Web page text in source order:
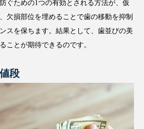
ぐための1つの有効とされる方法が、仮
欠損部位を埋めることで歯の移動を抑制
スを保ちます。結果として、歯並びの美
ことが期待できるのです。
段